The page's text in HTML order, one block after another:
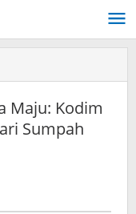
Maju: Kodim
Sumpah